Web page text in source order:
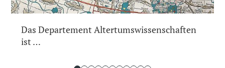
Das Departement Altertumswissenschaften
ist …